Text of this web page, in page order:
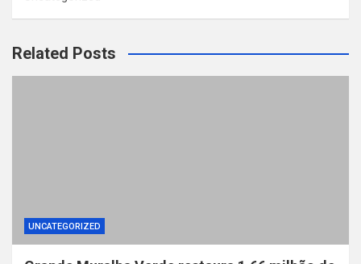
Related Posts
UNCATEGORIZED